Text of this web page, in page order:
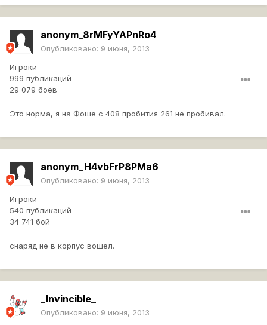
anonym_8rMFyYAPnRo4
Опубликовано: 9 июня, 2013
Игроки
999 публикаций
29 079 боёв
Это норма, я на Фоше с 408 пробития 261 не пробивал.
anonym_H4vbFrP8PMa6
Опубликовано: 9 июня, 2013
Игроки
540 публикаций
34 741 бой
снаряд не в корпус вошел.
_Invincible_
Опубликовано: 9 июня, 2013